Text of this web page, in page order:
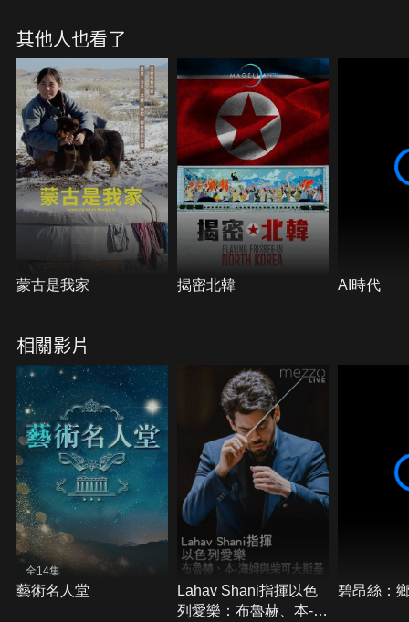
的深淵照亮。藝術表達與宣傳之間的界線在哪裡？本
片透過藝術視角審視戰爭的影響，帶來前所未有的反
思與啟發。
其他人也看了
蒙古是我家 揭密北韓 AI時代
相關影片
全14集
藝術名人堂
Lahav Shani指揮以色
列愛樂：布魯赫、本-海
碧昂絲：